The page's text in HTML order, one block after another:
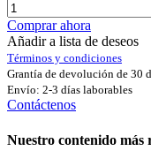
Comprar ahora
Añadir a lista de deseos
Términos y condiciones
Grantía de devolución de 30
Envío: 2-3 días laborables
Contáctenos
Nuestro contenido más